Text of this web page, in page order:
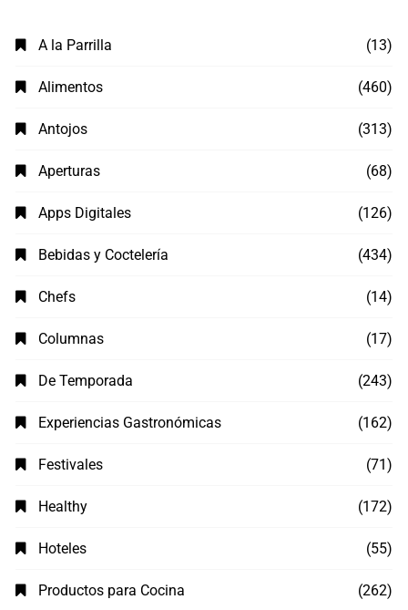
A la Parrilla (13)
Alimentos (460)
Antojos (313)
Aperturas (68)
Apps Digitales (126)
Bebidas y Coctelería (434)
Chefs (14)
Columnas (17)
De Temporada (243)
Experiencias Gastronómicas (162)
Festivales (71)
Healthy (172)
Hoteles (55)
Productos para Cocina (262)